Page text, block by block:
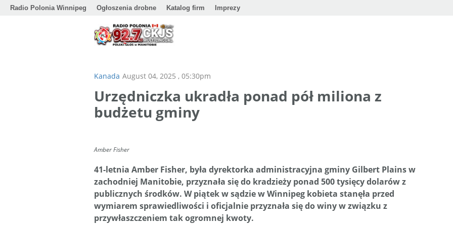
Radio Polonia Winnipeg Ogłoszenia drobne Katalog firm Imprezy
Kanada August 04, 2025 , 05:30pm
Urzędniczka ukradła ponad pół miliona z
budżetu gminy
Amber Fisher
41-letnia Amber Fisher, była dyrektorka administracyjna gminy Gilbert Plains w
zachodniej Manitobie, przyznała się do kradzieży ponad 500 tysięcy dolarów z
publicznych środków. W piątek w sądzie w Winnipeg kobieta stanęła przed
wymiarem sprawiedliwości i oficjalnie przyznała się do winy w związku z
przywłaszczeniem tak ogromnej kwoty.